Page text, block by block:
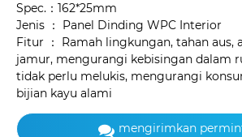
Spec.：162*25mm
Jenis ： Panel Dinding WPC Interior
Fitur ： Ramah lingkungan, tahan aus,
jamur, mengurangi kebisingan dalam
tidak perlu melukis, mengurangi
bijian kayu alami
mengirimkan